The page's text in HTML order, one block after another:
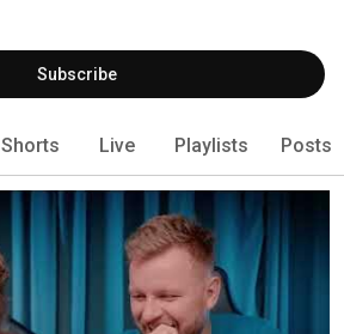
Subscribe
Shorts Live Playlists Posts